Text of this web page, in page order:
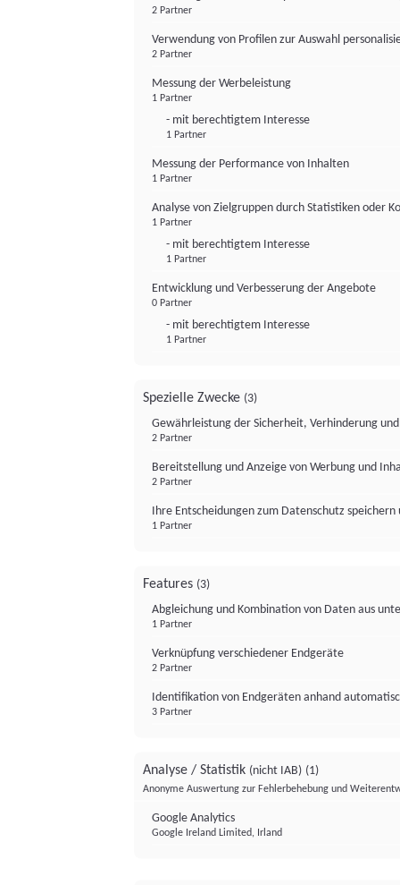
2 Partner
Verwendung von Profilen zur Auswahl
2 Partner
Messung der Werbeleistung
1 Partner
- mit berechtigtem Interesse
1 Partner
Messung der Performance von Inhalten
1 Partner
Analyse von Zielgruppen durch Statistiken oder
1 Partner
- mit berechtigtem Interesse
1 Partner
Entwicklung und Verbesserung der Angebote
0 Partner
- mit berechtigtem Interesse
1 Partner
Spezielle Zwecke (3)
Gewährleistung der Sicherheit, Verhinderung
2 Partner
Bereitstellung und Anzeige von Werbung und
2 Partner
Ihre Entscheidungen zum Datenschutz
1 Partner
Features (3)
Abgleichung und Kombination von Daten aus
1 Partner
Verknüpfung verschiedener Endgeräte
2 Partner
Identifikation von Endgeräten anhand
3 Partner
Analyse / Statistik (nicht IAB) (1)
Anonyme Auswertung zur Fehlerbehebung und
Google Analytics
Google Ireland Limited, Irland